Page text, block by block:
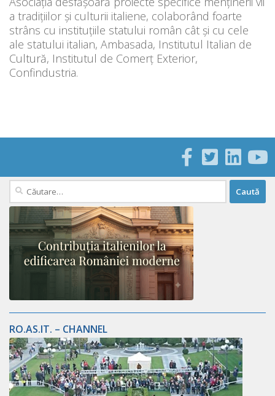
a tradițiilor și culturii italiene, colaborând foarte
strâns cu instituțiile statului român cât și cu cele
ale statului italian, Ambasada, Institutul Italian de
Cultură, Institutul de Comerț Exterior,
Confindustria.
Caută
RO.AS.IT. – CHANNEL